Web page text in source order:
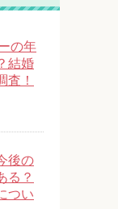
の年
結婚
査！
後の
る？
つい